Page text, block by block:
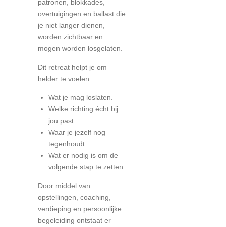
patronen, blokkades,
overtuigingen en ballast die
je niet langer dienen,
worden zichtbaar en
mogen worden losgelaten.
Dit retreat helpt je om
helder te voelen:
Wat je mag loslaten.
Welke richting écht bij
jou past.
Waar je jezelf nog
tegenhoudt.
Wat er nodig is om de
volgende stap te zetten.
Door middel van
opstellingen, coaching,
verdieping en persoonlijke
begeleiding ontstaat er